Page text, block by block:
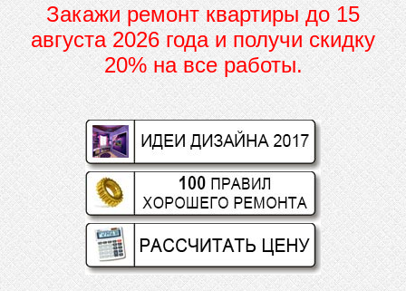
Закажи ремонт квартиры до15
августа 2026 года и получи скидку
20% на все работы.